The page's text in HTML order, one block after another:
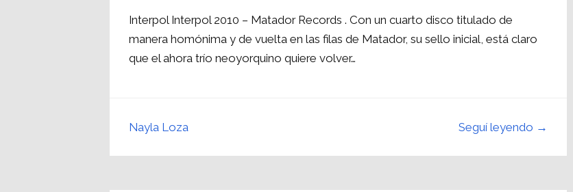
Interpol Interpol 2010 – Matador Records . Con un cuarto disco titulado de
manera homónima y de vuelta en las filas de Matador, su sello inicial, está claro
que el ahora trío neoyorquino quiere volver…
Seguí leyendo →
Nayla Loza